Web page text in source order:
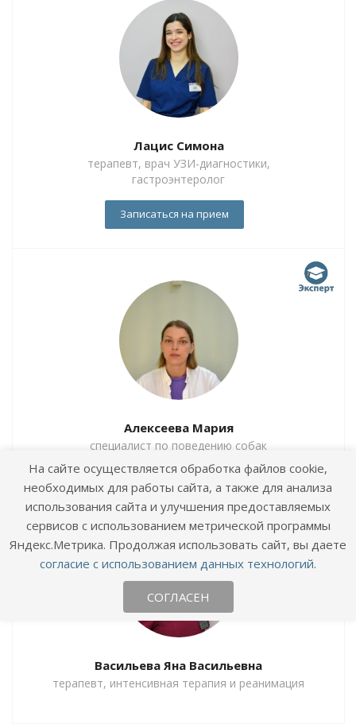
Лацис Симона
терапевт, врач УЗИ-диагностики,
гастроэнтеролог
Записаться на прием
Алексеева Мария
специалист по поведению собак
Васильева Яна Васильевна
терапевт, интенсивная терапия и реанимация
На сайте осуществляется обработка файлов cookie,
необходимых для работы сайта, а также для анализа
использования сайта и улучшения предоставляемых
сервисов с использованием метрической программы
Яндекс.Метрика. Продолжая использовать сайт, вы даете
согласие с использованием данных технологий.
СОГЛАСЕН